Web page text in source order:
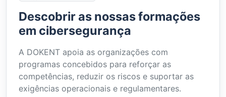
Descobrir as nossas formações
em cibersegurança
A DOKENT apoia as organizações com
programas concebidos para reforçar as
competências, reduzir os riscos e suportar as
exigências operacionais e regulamentares.